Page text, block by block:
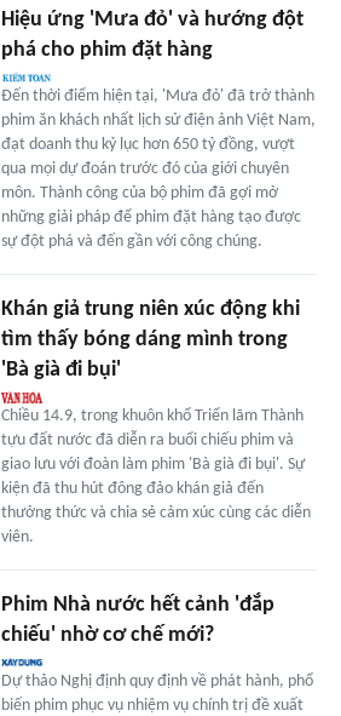
Hiệu ứng 'Mưa đỏ' và hướng đột
phá cho phim đặt hàng
Đến thời điểm hiện tại, 'Mưa đỏ' đã trở thành
phim ăn khách nhất lịch sử điện ảnh Việt Nam,
đạt doanh thu kỷ lục hơn 650 tỷ đồng, vượt
qua mọi dự đoán trước đó của giới chuyên
môn. Thành công của bộ phim đã gợi mở
những giải pháp để phim đặt hàng tạo được
sự đột phá và đến gần với công chúng.
Khán giả trung niên xúc động khi
tìm thấy bóng dáng mình trong
'Bà già đi bụi'
Chiều 14.9, trong khuôn khổ Triển lãm Thành
tựu đất nước đã diễn ra buổi chiếu phim và
giao lưu với đoàn làm phim 'Bà già đi bụi'. Sự
kiện đã thu hút đông đảo khán giả đến
thưởng thức và chia sẻ cảm xúc cùng các diễn
viên.
Phim Nhà nước hết cảnh 'đắp
chiếu' nhờ cơ chế mới?
Dự thảo Nghị định quy định về phát hành, phổ
biến phim phục vụ nhiệm vụ chính trị đề xuất